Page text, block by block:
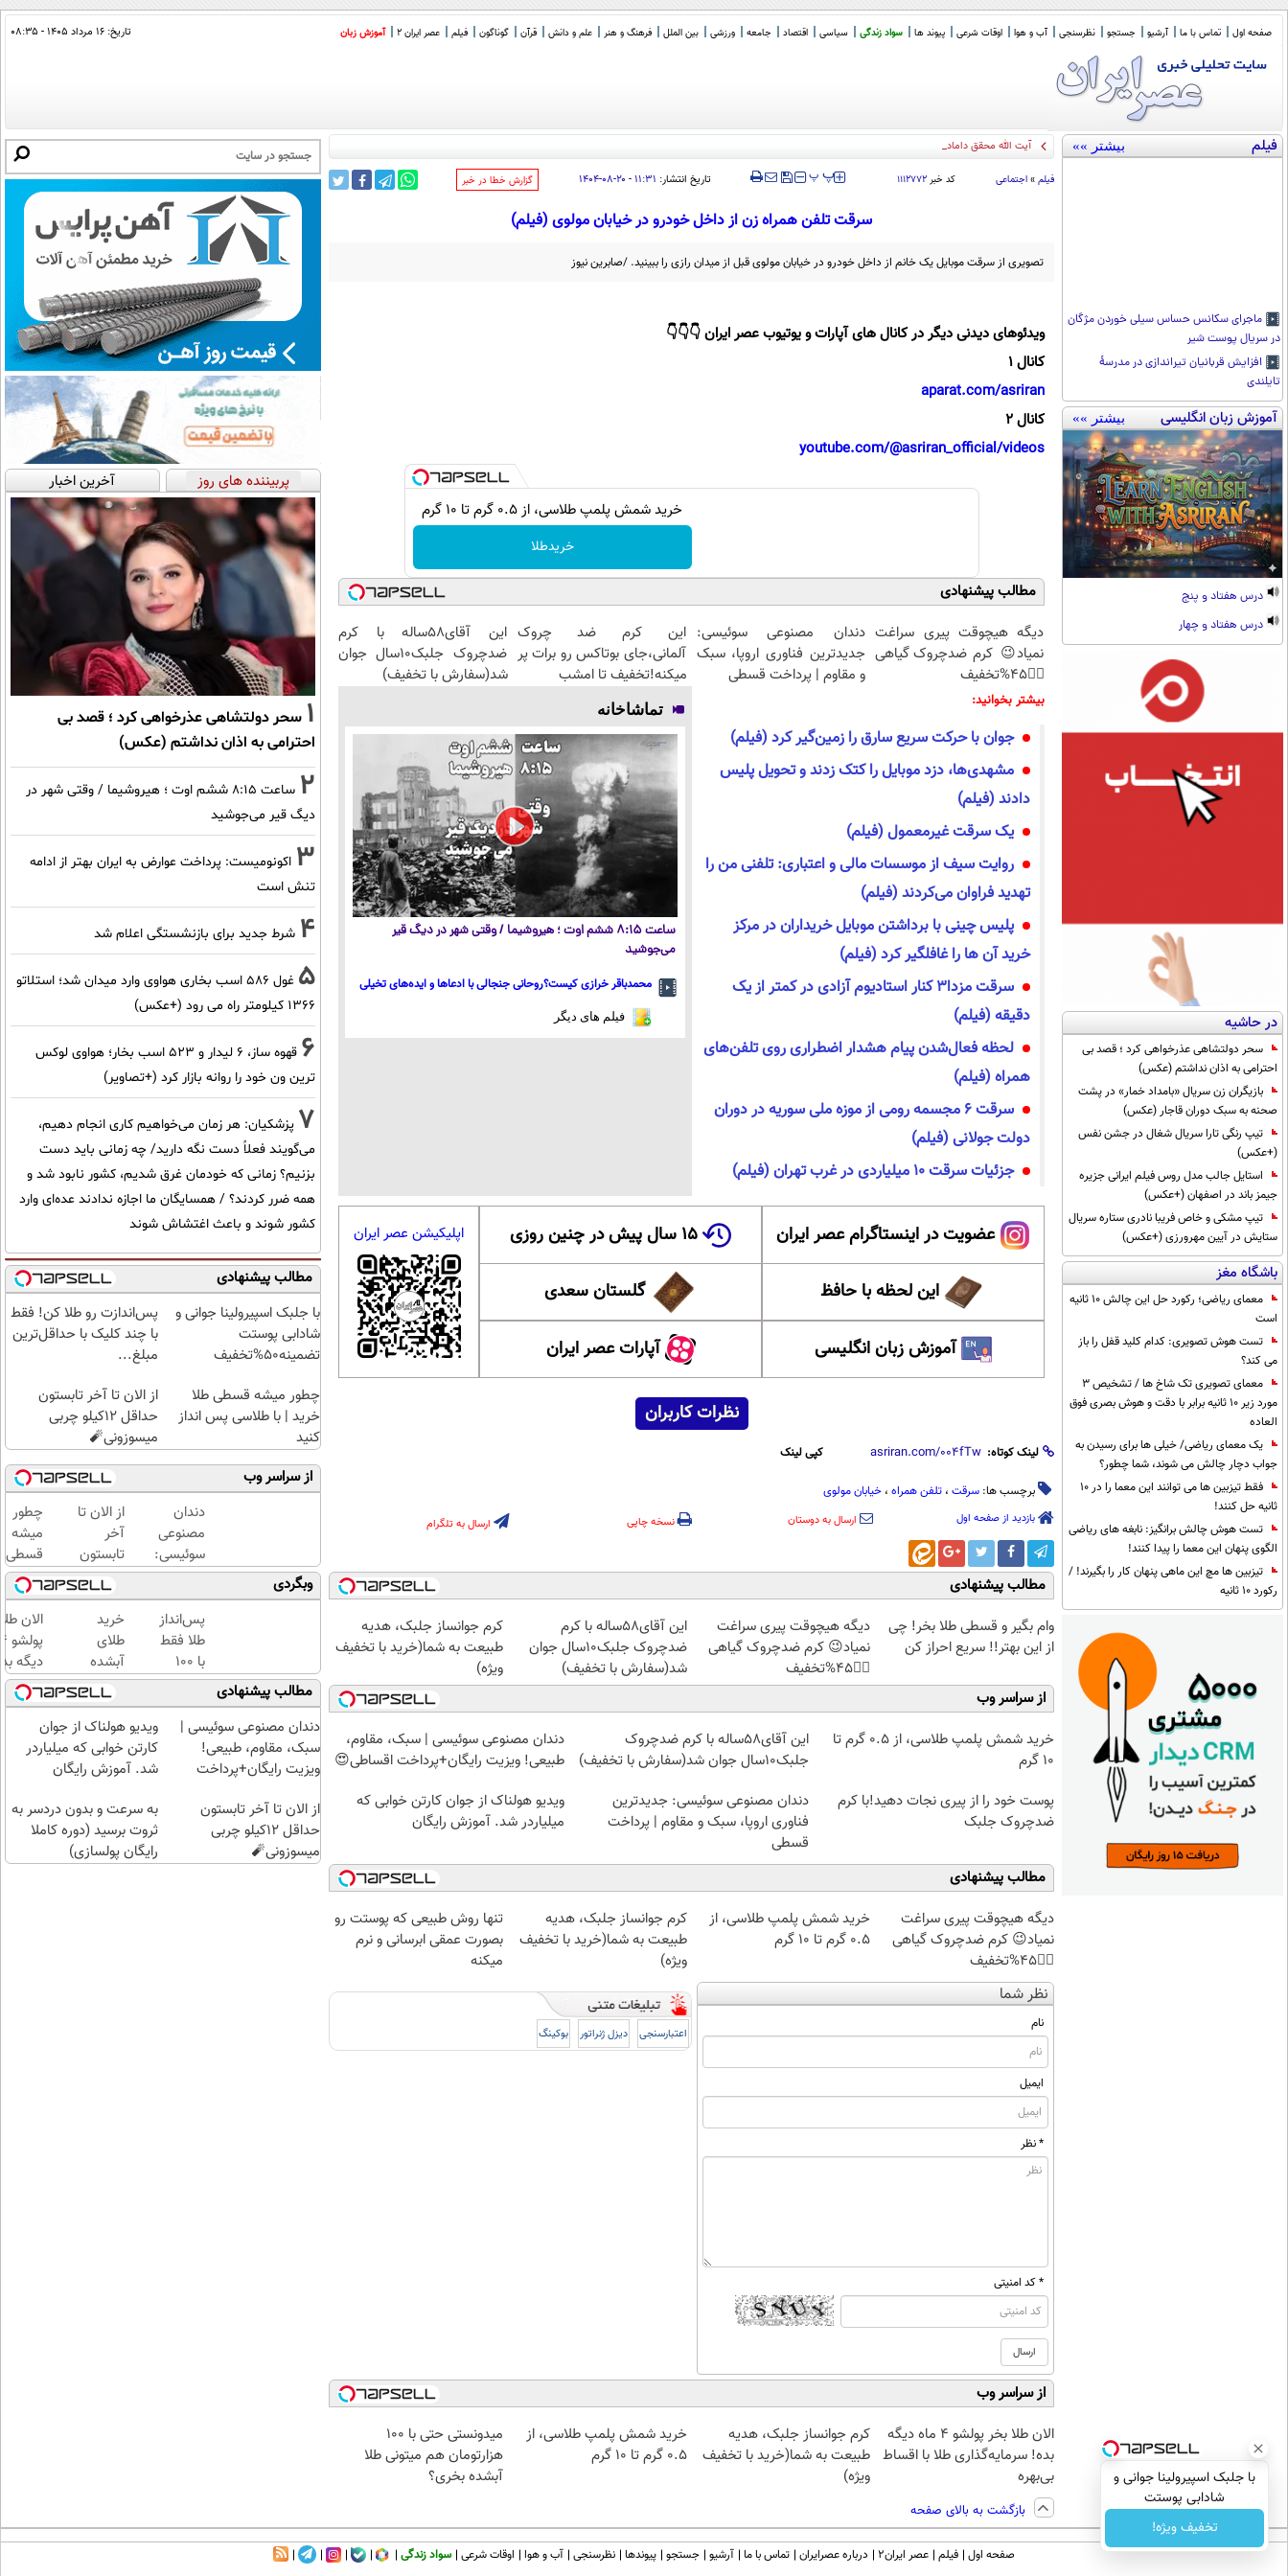
صفحه اول تماس با ما آرشیو جستجو نظرسنجی آب و هوا اوقات شرعی پیوند ها سواد زندگی سیاسی اقتصاد جامعه ورزشی بین الملل فرهنگ و هنر علم و دانش قرآن گوناگون فیلم عصر ایران 2 آموزش زبان تاریخ: ۱۶ مرداد ۱۴۰۵ - ۰۸:۳۵
فیلم بیشتر »»
ماجرای سکانس حساس سیلی خوردن مژگان
در سریال پوست شیر
افزایش قربانیان تیراندازی در مدرسۀ
تایلندی
آموزش زبان انگلیسی بیشتر »»
درس هفتاد و پنج
درس هفتاد و چهار
در حاشیه
سحر دولتشاهی عذرخواهی کرد ؛ قصد بی
احترامی به اذان نداشتم (عکس)
بازیگران زن سریال «بامداد خمار» در پشت
صحنه به سبک دوران قاجار (عکس)
تیپ رنگی تارا سریال شغال در جشن نفس
(+عکس)
استایل جالب مدل روس فیلم ایرانی جزیره
جیمز باند در اصفهان (+عکس)
تیپ مشکی و خاص فریبا نادری ستاره سریال
ستایش در آیین مهرورزی (+عکس)
باشگاه مغز
معمای ریاضی؛ رکورد حل این چالش 10 ثانیه
است
تست هوش تصویری: کدام کلید قفل را باز
می کند؟
معمای تصویری تک شاخ ها / تشخیص 3
مورد زیر 10 ثانیه برابر با دقت و هوش بصری فوق
العاده
یک معمای ریاضی/ خیلی ها برای رسیدن به
جواب دچار چالش می شوند، شما چطور؟
فقط تیزبین ها می توانند این معما را در 10
ثانیه حل کنند!
تست هوش چالش برانگیز: نابغه های ریاضی
الگوی پنهان این معما را پیدا کنند!
تیزبین ها مچ این ماهی پنهان کار را بگیرند! /
رکورد 10 ثانیه
آیت الله محقق داماد : در عصر رسو
فیلم » اجتماعی کد خبر۱۱۱۲۷۷۲ ‍‍‍ پ پ تاریخ انتشار: ۱۱:۳۱ - ۲۰-۰۸-۱۴۰۴ ‌گزارش خطا در خبر
سرقت تلفن همراه زن از داخل خودرو در خیابان مولوی (فیلم)
تصویری از سرقت موبایل یک خانم از داخل خودرو در خیابان مولوی قبل از میدان رازی را ببینید. /صابرین نیوز
ویدئوهای دیدنی دیگر در کانال های آپارات و یوتیوب عصر ایران 👇👇👇
کانال 1
aparat.com/asriran
کانال 2
youtube.com/@asriran_official/videos
خرید شمش پلمپ طلاسی، از ۰.۵ گرم تا ۱۰ گرم
خریدطلا
مطالب پیشنهادی
دیگه هیچوقت پیری سراغت
نمیاد😉 کرم ضدچروک گیاهی
👈🏻45%تخفیف
دندان مصنوعی سوئیسی:
جدیدترین فناوری اروپا، سبک
و مقاوم | پرداخت قسطی
این کرم ضد چروک
آلمانی،جای بوتاکس رو برات پر
میکنه!تخفیف تا امشب
این آقای58ساله با کرم
ضدچروک جلبک10سال جوان
شد(سفارش با تخفیف)
بیشتر بخوانید:
جوان با حرکت سریع سارق را زمین‌گیر کرد (فیلم)
مشهدی‌ها، دزد موبایل را کتک زدند و تحویل پلیس
دادند (فیلم)
یک سرقت غیرمعمول (فیلم)
روایت سیف از موسسات مالی و اعتباری: تلفنی من را
تهدید فراوان می‌کردند (فیلم)
پلیس چینی با برداشتن موبایل خریداران در مرکز
خرید آن ها را غافلگیر کرد (فیلم)
سرقت مزدا۳ کنار استادیوم آزادی در کمتر از یک
دقیقه (فیلم)
لحظه فعال‌شدن پیام هشدار اضطراری روی تلفن‌های
همراه (فیلم)
سرقت ۶ مجسمه رومی از موزه ملی سوریه در دوران
دولت جولانی (فیلم)
جزئیات سرقت ۱۰ میلیاردی در غرب تهران (فیلم)
تماشاخانه
ساعت ۸:۱۵ ششم اوت ؛ هیروشیما / وقتی شهر در دیگ قیر
می‌جوشید
محمدباقر خرازی کیست؟روحانی جنجالی با ادعاها و ایده‌های تخیلی
فیلم های دیگر
عضویت در اینستاگرام عصر ایران ۱۵ سال پیش در چنین روزی
این لحظه با حافظ گلستان سعدی
آموزش زبان انگلیسی آپارات عصر ایران
اپلیکیشن عصر ایران
نظرات کاربران
لینک کوتاه: کپی لینک
برچسب ها: سرقت ، تلفن همراه ، خیابان مولوی
بازدید از صفحه اول ارسال به دوستان نسخه چاپی ارسال به تلگرام
مطالب پیشنهادی
وام بگیر و قسطی طلا بخر! چی
از این بهتر!! سریع احراز کن
دیگه هیچوقت پیری سراغت
نمیاد😉 کرم ضدچروک گیاهی
👈🏻45%تخفیف
این آقای58ساله با کرم
ضدچروک جلبک10سال جوان
شد(سفارش با تخفیف)
کرم جوانساز جلبک، هدیه
طبیعت به شما(خرید با تخفیف
ویژه)
از سراسر وب
خرید شمش پلمپ طلاسی، از ۰.۵ گرم تا
۱۰ گرم
این آقای58ساله با کرم ضدچروک
جلبک10سال جوان شد(سفارش با تخفیف)
دندان مصنوعی سوئیسی | سبک، مقاوم،
طبیعی! ویزیت رایگان+پرداخت اقساطی😍
پوست خود را از پیری نجات دهید!با کرم
ضدچروک جلبک
دندان مصنوعی سوئیسی: جدیدترین
فناوری اروپا، سبک و مقاوم | پرداخت
قسطی
ویدیو هولناک از جوان کارتن خوابی که
میلیاردر شد. آموزش رایگان
مطالب پیشنهادی
دیگه هیچوقت پیری سراغت
نمیاد😉 کرم ضدچروک گیاهی
👈🏻45%تخفیف
خرید شمش پلمپ طلاسی، از
۰.۵ گرم تا ۱۰ گرم
کرم جوانساز جلبک، هدیه
طبیعت به شما(خرید با تخفیف
ویژه)
تنها روش طبیعی که پوستت رو
بصورت عمقی ابرسانی و نرم
میکنه
نظر شما
نام
ایمیل
* نظر
* کد امنیتی
اعتبارسنجی دیزل ژنراتور بوکینگ
از سراسر وب
الان طلا بخر پولشو 4 ماه دیگه
بده! سرمایه‌گذاری طلا با اقساط
بی‌بهره
کرم جوانساز جلبک، هدیه
طبیعت به شما(خرید با تخفیف
ویژه)
خرید شمش پلمپ طلاسی، از
۰.۵ گرم تا ۱۰ گرم
میدونستی حتی با ۱۰۰
هزارتومان هم میتونی طلا
آبشده بخری؟
بازگشت به بالای صفحه
پربیننده های روز آخرین اخبار
1 سحر دولتشاهی عذرخواهی کرد ؛ قصد بی
احترامی به اذان نداشتم (عکس)
2
ساعت ۸:۱۵ ششم اوت ؛ هیروشیما / وقتی شهر در
دیگ قیر می‌جوشید
3 اکونومیست: پرداخت عوارض به ایران بهتر از ادامه
تنش است
4 شرط جدید برای بازنشستگی اعلام شد
5
غول 586 اسب بخاری هواوی وارد میدان شد؛ استلاتو
1366 کیلومتر راه می رود (+عکس)
6
قهوه ساز، 6 لیدار و 523 اسب بخار؛ هواوی لوکس
ترین ون خود را روانه بازار کرد (+تصاویر)
7 پزشکیان: هر زمان می‌خواهیم کاری انجام دهیم،
می‌گویند فعلاً دست نگه دارید/ چه زمانی باید دست
بزنیم؟ زمانی که خودمان غرق شدیم، کشور نابود شد و
همه ضرر کردند؟ / همسایگان ما اجازه ندادند عده‌ای وارد
کشور شوند و باعث اغتشاش شوند
مطالب پیشنهادی
با جلبک اسپیرولینا جوانی و
شادابی پوستت
تضمینه50%تخفیف
پس‌اندازت رو طلا کن! فقط
با چند کلیک با حداقل‌ترین
مبلغ...
چطور میشه قسطی طلا
خرید | با طلاسی پس انداز
کنید
از الان تا آخر تابستون
حداقل 12کیلو چربی
میسوزونی🧨
از سراسر وب
دندان
مصنوعی
سوئیسی:
جدیدترین
فناوری
اروپا،
سبک و
مقاوم |
پرداخت
قسطی
از الان تا
آخر
تابستون
حداقل
12کیلو
چربی
میسوزونی
🧨
چطور
میشه
قسطی
طلا
خرید |
با
طلاسی
پس
انداز
کنید
وبگردی
پس‌انداز
طلا فقط
با ۱۰۰
هزارتومان
(امن و
راحت)
خرید
طلای
آبشده
حتی با
۱۰۰هزارتومان
الان
دیگه
طلا با
بی‌بهره
مطالب پیشنهادی
دندان مصنوعی سوئیسی |
سبک، مقاوم، طبیعی!
ویزیت رایگان+پرداخت
ویدیو هولناک از جوان
کارتن خوابی که میلیاردر
شد. آموزش رایگان
از الان تا آخر تابستون
حداقل 12کیلو چربی
میسوزونی🧨
به سرعت و بدون دردسر به
ثروت برسید (دوره کاملا
رایگان پولسازی)
با جلبک اسپیرولینا جوانی و
شادابی پوستت
تضمینه50%تخفیف
تخفیف ویژه!
صفحه اول فیلم عصر ایران۲ درباره عصرایران تماس با ما آرشیو جستجو پیوندها نظرسنجی آب و هوا اوقات شرعی سواد زندگی